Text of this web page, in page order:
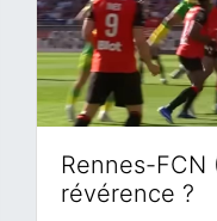
Rennes-FCN
révérence ?